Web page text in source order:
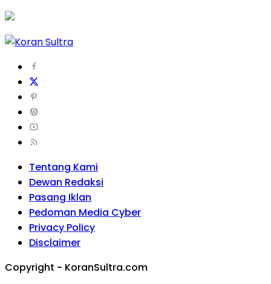
Tentang Kami
Dewan Redaksi
Pasang Iklan
Pedoman Media Cyber
Privacy Policy
Disclaimer
Copyright - KoranSultra.com